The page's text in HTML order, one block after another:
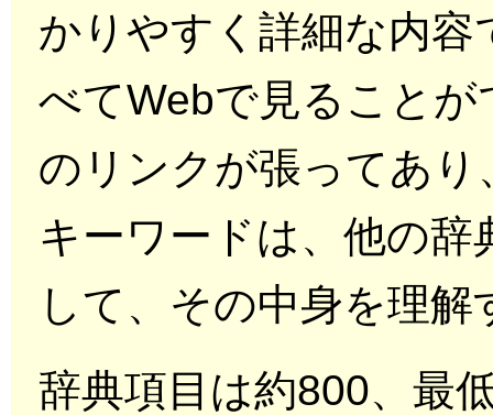
かりやすく詳細な内容
べてWebで見ること
のリンクが張ってあ
キーワードは、他の
して、その中身を理
辞典項目は約800、最